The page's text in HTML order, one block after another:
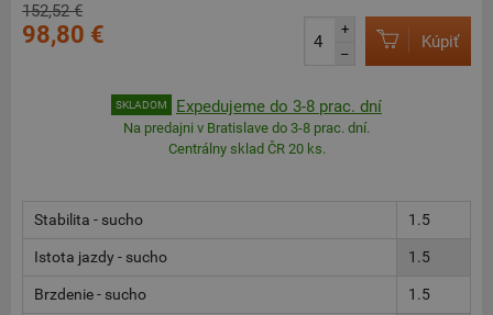
152,52 €
98,80 €
+
–
Kúpiť
SKLADOM Expedujeme do 3-8 prac. dní
Na predajni v Bratislave do 3-8 prac. dní.
Centrálny sklad ČR 20 ks.
Stabilita - sucho 1.5
Istota jazdy - sucho 1.5
Brzdenie - sucho 1.5